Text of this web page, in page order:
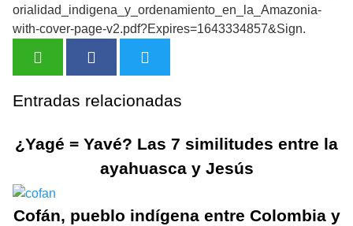
orialidad_indigena_y_ordenamiento_en_la_Amazonia-
with-cover-page-v2.pdf?Expires=1643334857&Sign.
Entradas relacionadas
¿Yagé = Yavé? Las 7 similitudes entre la
ayahuasca y Jesús
Cofán, pueblo indígena entre Colombia y